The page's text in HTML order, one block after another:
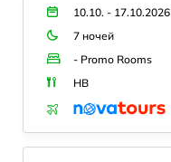
10.10. - 17.10.2026
7 ночей
- Promo Rooms
HB